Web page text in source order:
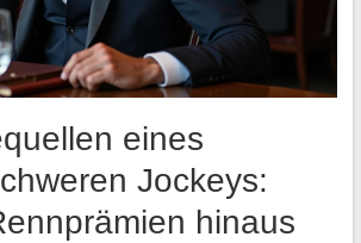
eines
Jockeys:
hinaus